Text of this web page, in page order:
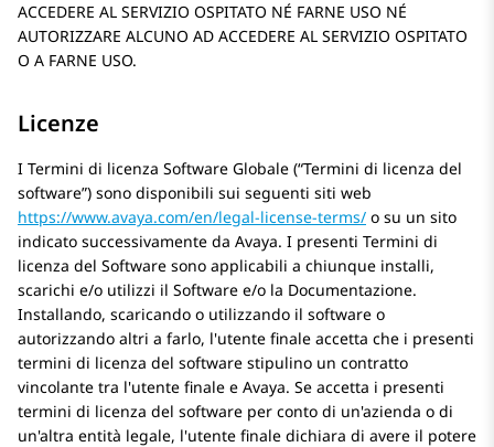
ACCEDERE AL SERVIZIO OSPITATO NÉ FARNE USO NÉ
AUTORIZZARE ALCUNO AD ACCEDERE AL SERVIZIO OSPITATO
O A FARNE USO.
Licenze
I Termini di licenza Software Globale (“Termini di licenza del
software”) sono disponibili sui seguenti siti web
https://www.avaya.com/en/legal-license-terms/ o su un sito
indicato successivamente da Avaya. I presenti Termini di
licenza del Software sono applicabili a chiunque installi,
scarichi e/o utilizzi il Software e/o la Documentazione.
Installando, scaricando o utilizzando il software o
autorizzando altri a farlo, l'utente finale accetta che i presenti
termini di licenza del software stipulino un contratto
vincolante tra l'utente finale e Avaya. Se accetta i presenti
termini di licenza del software per conto di un'azienda o di
un'altra entità legale, l'utente finale dichiara di avere il potere